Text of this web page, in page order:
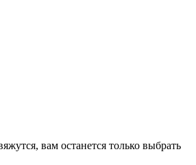
вам останется только выбрать